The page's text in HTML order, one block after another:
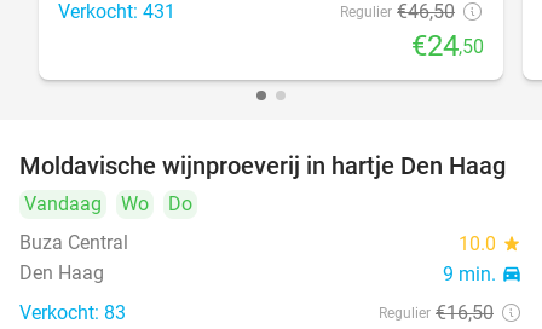
Verkocht: 431 Regulier €46,50
€24,50
39%
Moldavische wijnproeverij in hartje Den Haag
Vandaag Wo
Do
Buza Central
10.0 star
Den Haag 9 min. directions_car
Verkocht: 83 Regulier €16,50